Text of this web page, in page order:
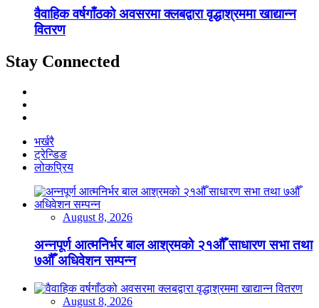
वैवाहिक वर्षगाँठको अवसरमा क्लबद्वारा वृद्धाश्रममा खाद्यान्न
वितरण
Stay Connected
भर्खरै
ट्रेन्डिङ
लोकप्रिय
August 8, 2026
अन्नपूर्ण आत्मनिर्भर बाल आश्रमको २१औँ साधारण सभा तथा
७औँ अधिवेशन सम्पन्न
August 8, 2026